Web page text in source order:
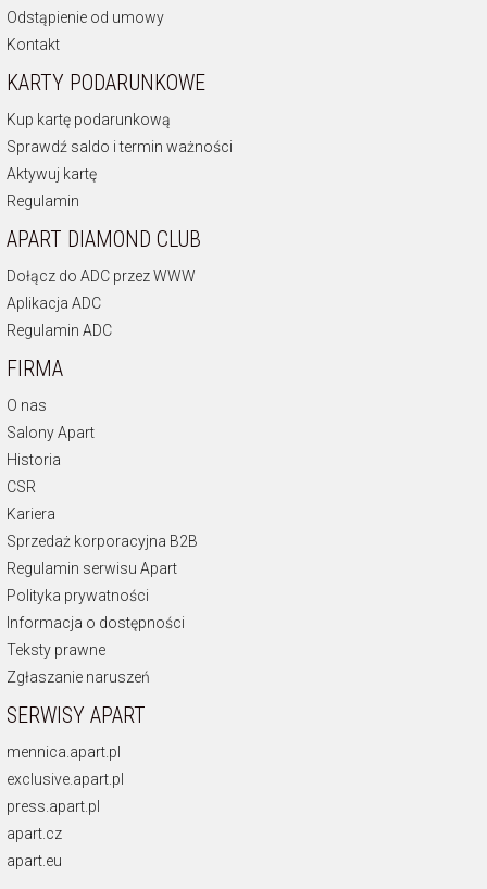
Odstąpienie od umowy
Kontakt
KARTY PODARUNKOWE
Kup kartę podarunkową
Sprawdź saldo i termin ważności
Aktywuj kartę
Regulamin
APART DIAMOND CLUB
Dołącz do ADC przez WWW
Aplikacja ADC
Regulamin ADC
FIRMA
O nas
Salony Apart
Historia
CSR
Kariera
Sprzedaż korporacyjna B2B
Regulamin serwisu Apart
Polityka prywatności
Informacja o dostępności
Teksty prawne
Zgłaszanie naruszeń
SERWISY APART
mennica.apart.pl
exclusive.apart.pl
press.apart.pl
apart.cz
apart.eu